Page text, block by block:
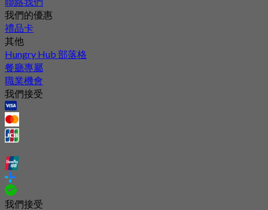
我們的優惠
禮品卡
其他
Hungry Hub 部落格
餐廳專屬
職業機會
我們接受
我們接受